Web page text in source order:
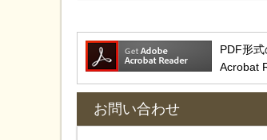
PDF形
Acrobat
お問い合わせ